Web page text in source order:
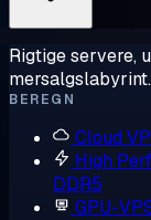
Rigtige servere,
mersalgslabyrint.
BEREGN
Cloud
High
DDR5
GPU-